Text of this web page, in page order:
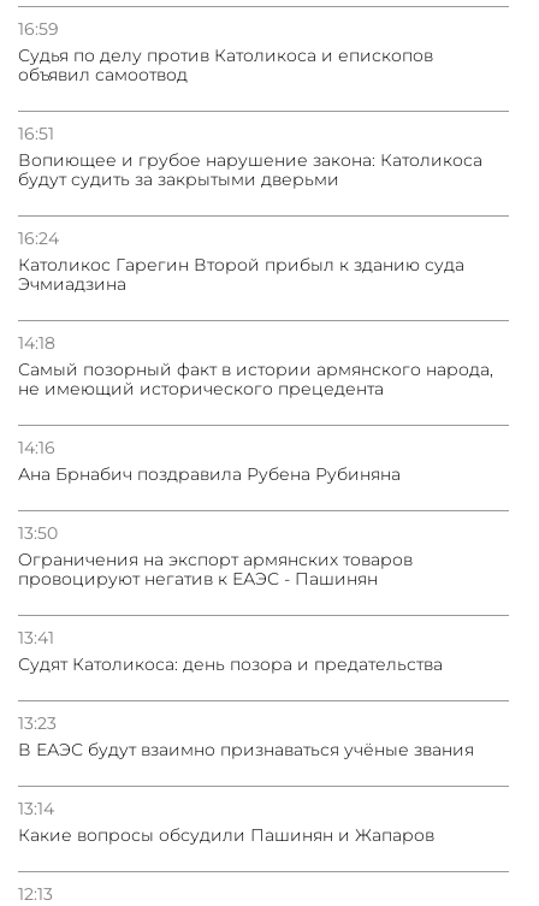
16:59
Судья по делу против Католикоса и епископов
объявил самоотвод
16:51
Вопиющее и грубое нарушение закона: Католикоса
будут судить за закрытыми дверьми
16:24
Католикос Гарегин Второй прибыл к зданию суда
Эчмиадзина
14:18
Самый позорный факт в истории армянского народа,
не имеющий исторического прецедента
14:16
Ана Брнабич поздравила Рубена Рубиняна
13:50
Oграничения на экспорт армянских товаров
провоцируют негатив к ЕАЭС - Пашинян
13:41
Судят Католикоса: день позора и предательства
13:23
В ЕАЭС будут взаимно признаваться учёные звания
13:14
Какие вопросы обсудили Пашинян и Жапаров
12:13
погрануправления СНБ Армении в Тбилиси